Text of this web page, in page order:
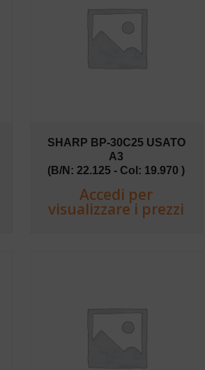
SHARP BP-30C25 USATO
A3
(B/N: 22.125 - Col: 19.970 )
Accedi per
visualizzare i prezzi